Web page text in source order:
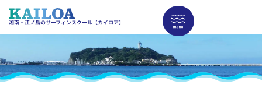
湘南・江ノ島のサーフィンスクール【カイロア】